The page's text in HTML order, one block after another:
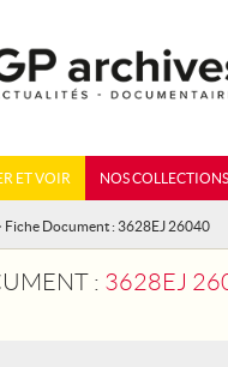
ET VOIR NOS COLLECTIONS
Fiche Document : 3628EJ 26040
: 3628EJ 26040 -